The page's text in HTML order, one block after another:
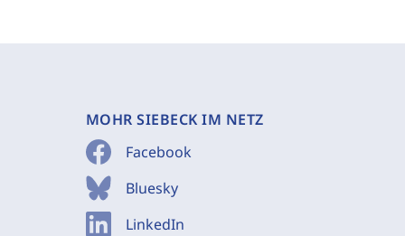
MOHR SIEBECK IM NETZ
Facebook
Bluesky
LinkedIn